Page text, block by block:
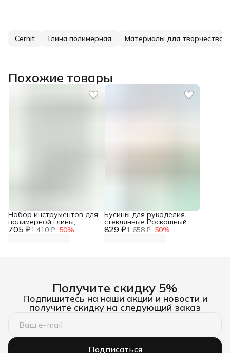
Cernit Глина полимерная Материалы для творчества
Похожие товары
705 ₽1 410 ₽−50%
Набор инструментов для
полимерной глины,
лезвия для пластики, 829 ₽1 658 ₽−50%
Бусины для рукоделия
стеклянные Роскошный
золотой, 95+-2 шт,
Получите скидку 5%
Подпишитесь на наши акции и новости и
получите скидку на следующий заказ
Подписаться